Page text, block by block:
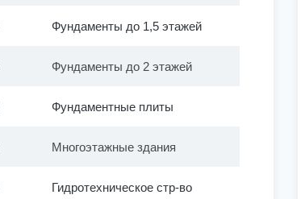
Фундаменты до 1,5 этажей
Фундаменты до 2 этажей
Фундаментные плиты
Многоэтажные здания
Гидротехническое стр-во